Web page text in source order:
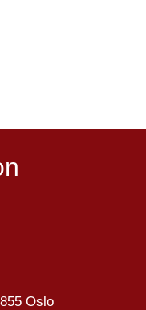
Oslo